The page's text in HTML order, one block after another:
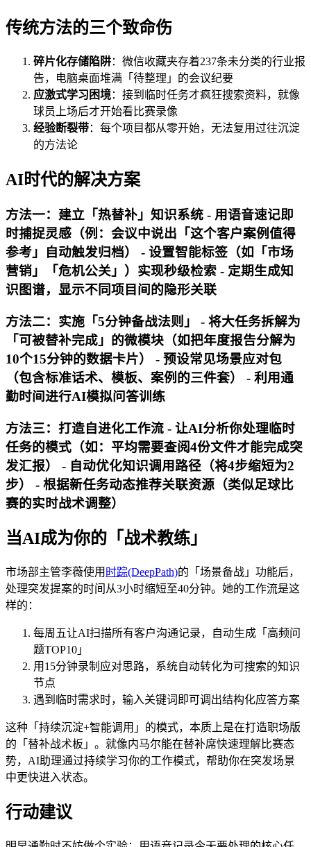
传统方法的三个致命伤
碎片化存储陷阱：微信收藏夹存着237条未分类的行业报
告，电脑桌面堆满「待整理」的会议纪要
应激式学习困境：接到临时任务才疯狂搜索资料，就像
球员上场后才开始看比赛录像
经验断裂带：每个项目都从零开始，无法复用过往沉淀
的方法论
AI时代的解决方案
方法一：建立「热替补」知识系统 - 用语音速记即
时捕捉灵感（例：会议中说出「这个客户案例值得
参考」自动触发归档） - 设置智能标签（如「市场
营销」「危机公关」）实现秒级检索 - 定期生成知
识图谱，显示不同项目间的隐形关联
方法二：实施「5分钟备战法则」 - 将大任务拆解为
「可被替补完成」的微模块（如把年度报告分解为
10个15分钟的数据卡片） - 预设常见场景应对包
（包含标准话术、模板、案例的三件套） - 利用通
勤时间进行AI模拟问答训练
方法三：打造自进化工作流 - 让AI分析你处理临时
任务的模式（如：平均需要查阅4份文件才能完成突
发汇报） - 自动优化知识调用路径（将4步缩短为2
步） - 根据新任务动态推荐关联资源（类似足球比
赛的实时战术调整）
当AI成为你的「战术教练」
市场部主管李薇使用 时踪(DeepPath)的「场景备战」功能后，
处理突发提案的时间从3小时缩短至40分钟。她的工作流是这
样的：
每周五让AI扫描所有客户沟通记录，自动生成「高频问
题TOP10」
用15分钟录制应对思路，系统自动转化为可搜索的知识
节点
遇到临时需求时，输入关键词即可调出结构化应答方案
这种「持续沉淀+智能调用」的模式，本质上是在打造职场版
的「替补战术板」。就像内马尔能在替补席快速理解比赛态
势，AI助理通过持续学习你的工作模式，帮助你在突发场景
中更快进入状态。
行动建议